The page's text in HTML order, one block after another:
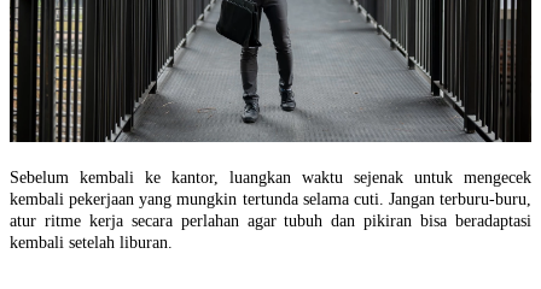
Sebelum kembali ke kantor, luangkan waktu sejenak untuk mengecek
kembali pekerjaan yang mungkin tertunda selama cuti. Jangan terburu-buru,
atur ritme kerja secara perlahan agar tubuh dan pikiran bisa beradaptasi
kembali setelah liburan.